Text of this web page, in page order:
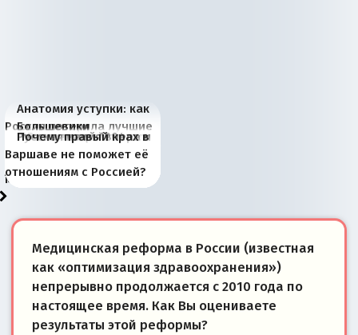
Анатомия уступки: как
Россия потеряла лучшие
рыбопромысловые
районы Баренцева
моря
Большевики
отличаются от «Яблока»
тем, что они -
победители
Киевская марионетка
Запада рассказала о
«переобувании» хозяев
В России назрели
перемены: 15 шагов к
суверенной экономике
Миграционный пожар
Европы
Россия начинает
сбрасывать балласт
Анкориджа
Россия зимой 1904
года: первые уступки во
внутренней политике
Русская нация вчера и
сегодня
Почему правый крах в
Варшаве не поможет её
отношениям с Россией?
Медицинская реформа в России (известная
как «оптимизация здравоохранения»)
непрерывно продолжается с 2010 года по
настоящее время. Как Вы оцениваете
результаты этой реформы?